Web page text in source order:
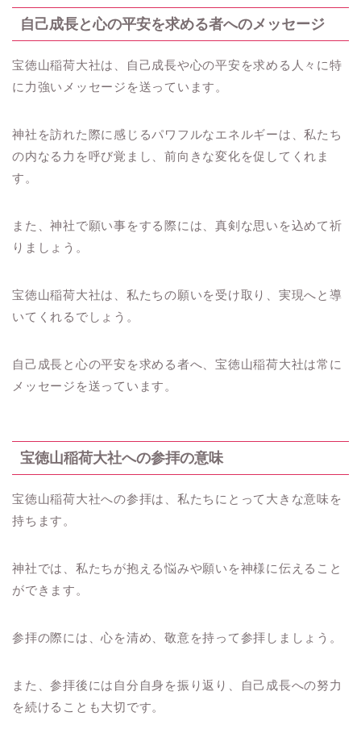
自己成長と心の平安を求める者へのメッセージ
宝徳山稲荷大社は、自己成長や心の平安を求める人々に特
に力強いメッセージを送っています。
神社を訪れた際に感じるパワフルなエネルギーは、私たち
の内なる力を呼び覚まし、前向きな変化を促してくれま
す。
また、神社で願い事をする際には、真剣な思いを込めて祈
りましょう。
宝徳山稲荷大社は、私たちの願いを受け取り、実現へと導
いてくれるでしょう。
自己成長と心の平安を求める者へ、宝徳山稲荷大社は常に
メッセージを送っています。
宝徳山稲荷大社への参拝の意味
宝徳山稲荷大社への参拝は、私たちにとって大きな意味を
持ちます。
神社では、私たちが抱える悩みや願いを神様に伝えること
ができます。
参拝の際には、心を清め、敬意を持って参拝しましょう。
また、参拝後には自分自身を振り返り、自己成長への努力
を続けることも大切です。